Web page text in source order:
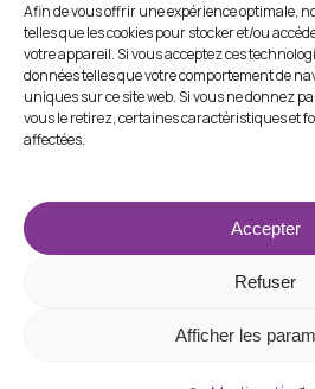
Afin de vous offrir une expérience optimale,
telles que les cookies pour stocker et/ou
votre appareil. Si vous acceptez ces
données telles que votre comportement de
uniques sur ce site web. Si vous ne donnez
vous le retirez, certaines caractéristiques et
affectées.
Accepter
Refuser
Afficher les
© 2025. Tous droits réservés
Protection des données
Membre de la